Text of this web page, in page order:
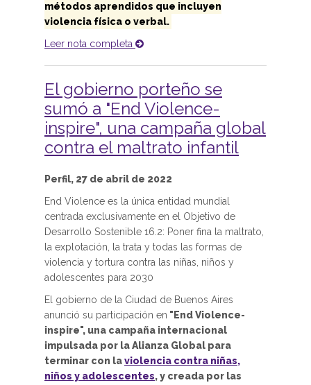
métodos aprendidos que incluyen
violencia física o verbal.
Leer nota completa
El gobierno porteño se
sumó a "End Violence-
inspire", una campaña global
contra el maltrato infantil
Perfil, 27 de abril de 2022
End Violence es la única entidad mundial
centrada exclusivamente en el Objetivo de
Desarrollo Sostenible 16.2: Poner fina la maltrato,
la explotación, la trata y todas las formas de
violencia y tortura contra las niñas, niños y
adolescentes para 2030
El gobierno de la Ciudad de Buenos Aires
anunció su participación en "End Violence-
inspire", una campaña internacional
impulsada por la Alianza Global para
terminar con laviolencia contra niñas,
niños y adolescentes, y creada por las